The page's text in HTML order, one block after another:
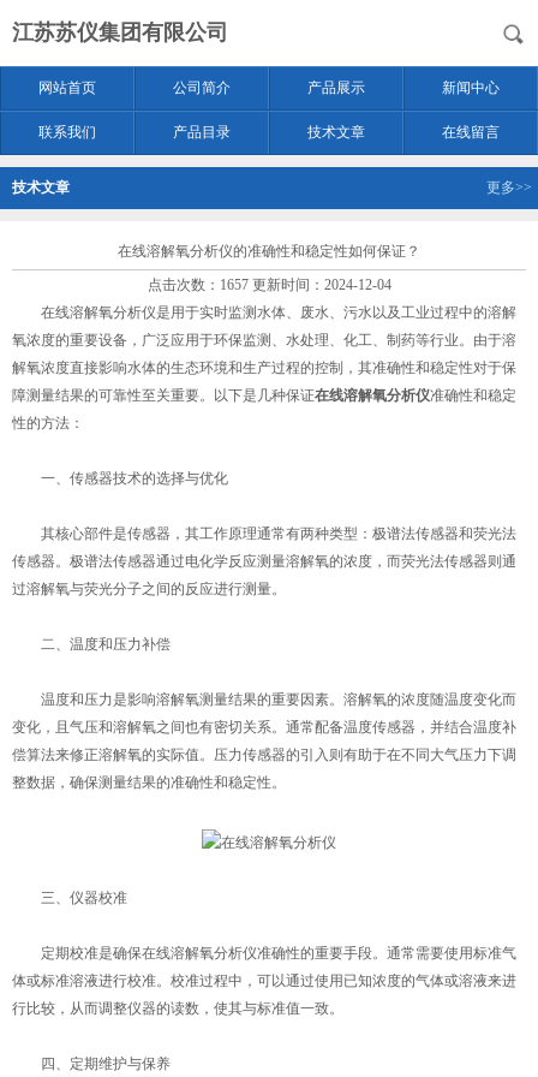
江苏苏仪集团有限公司
网站首页 公司简介 产品展示 新闻中心
联系我们 产品目录 技术文章 在线留言
技术文章 更多>>
在线溶解氧分析仪的准确性和稳定性如何保证？
点击次数：1657 更新时间：2024-12-04
在线溶解氧分析仪是用于实时监测水体、废水、污水以及工业过程中的溶解
氧浓度的重要设备，广泛应用于环保监测、水处理、化工、制药等行业。由于溶
解氧浓度直接影响水体的生态环境和生产过程的控制，其准确性和稳定性对于保
障测量结果的可靠性至关重要。以下是几种保证在线溶解氧分析仪准确性和稳定
性的方法：
一、传感器技术的选择与优化
其核心部件是传感器，其工作原理通常有两种类型：极谱法传感器和荧光法
传感器。极谱法传感器通过电化学反应测量溶解氧的浓度，而荧光法传感器则通
过溶解氧与荧光分子之间的反应进行测量。
二、温度和压力补偿
温度和压力是影响溶解氧测量结果的重要因素。溶解氧的浓度随温度变化而
变化，且气压和溶解氧之间也有密切关系。通常配备温度传感器，并结合温度补
偿算法来修正溶解氧的实际值。压力传感器的引入则有助于在不同大气压力下调
整数据，确保测量结果的准确性和稳定性。
三、仪器校准
定期校准是确保在线溶解氧分析仪准确性的重要手段。通常需要使用标准气
体或标准溶液进行校准。校准过程中，可以通过使用已知浓度的气体或溶液来进
行比较，从而调整仪器的读数，使其与标准值一致。
四、定期维护与保养